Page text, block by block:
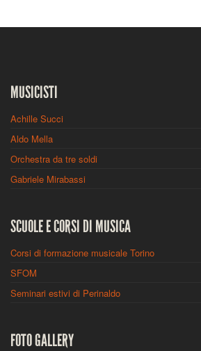
MUSICISTI
Achille Succi
Aldo Mella
Orchestra da tre soldi
Gabriele Mirabassi
SCUOLE E CORSI DI MUSICA
Corsi di formazione musicale Torino
SFOM
Seminari estivi di Perinaldo
FOTO GALLERY